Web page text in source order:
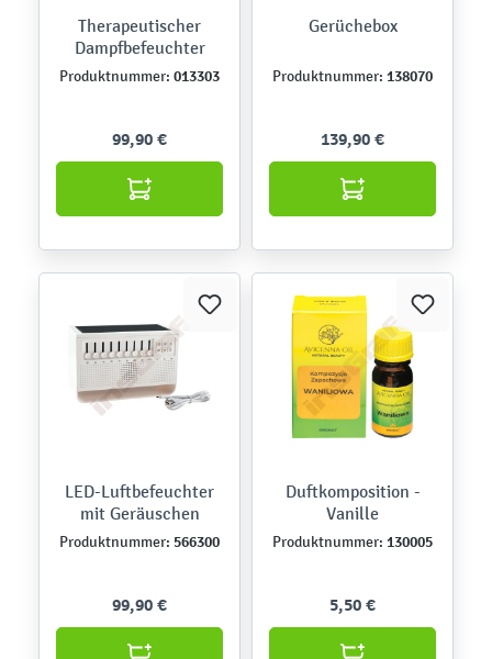
Therapeutischer
Dampfbefeuchter
Produktnummer: 013303
99,90 €
Gerüchebox
Produktnummer: 138070
139,90 €
LED-Luftbefeuchter
mit Geräuschen
Produktnummer: 566300
99,90 €
Duftkomposition -
Vanille
Produktnummer: 130005
5,50 €